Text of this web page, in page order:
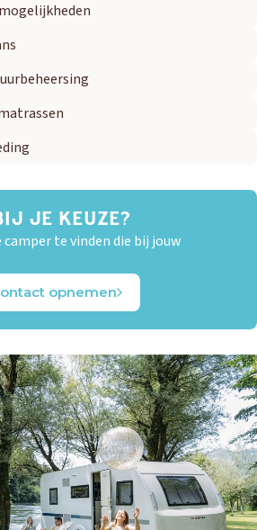
JE KEUZE?
te vinden die bij jouw
opnemen